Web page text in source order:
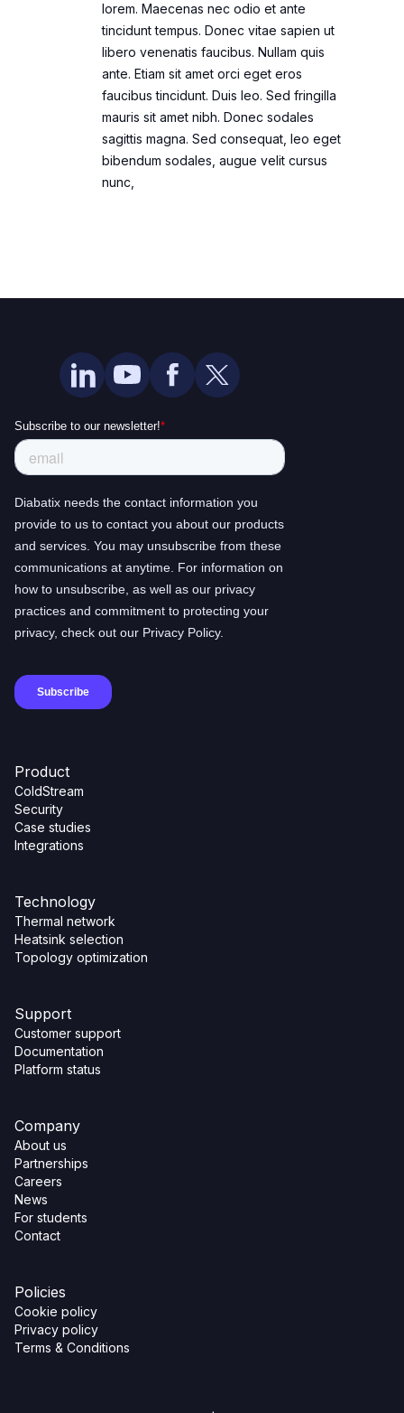
lorem. Maecenas nec odio et ante
tincidunt tempus. Donec vitae sapien ut
libero venenatis faucibus. Nullam quis
ante. Etiam sit amet orci eget eros
faucibus tincidunt. Duis leo. Sed fringilla
mauris sit amet nibh. Donec sodales
sagittis magna. Sed consequat, leo eget
bibendum sodales, augue velit cursus
nunc,
Product
ColdStream
Security
Case studies
Integrations
Technology
Thermal network
Heatsink selection
Topology optimization
Support
Customer support
Documentation
Platform status
Company
About us
Partnerships
Careers
News
For students
Contact
Policies
Cookie policy
Privacy policy
Terms & Conditions